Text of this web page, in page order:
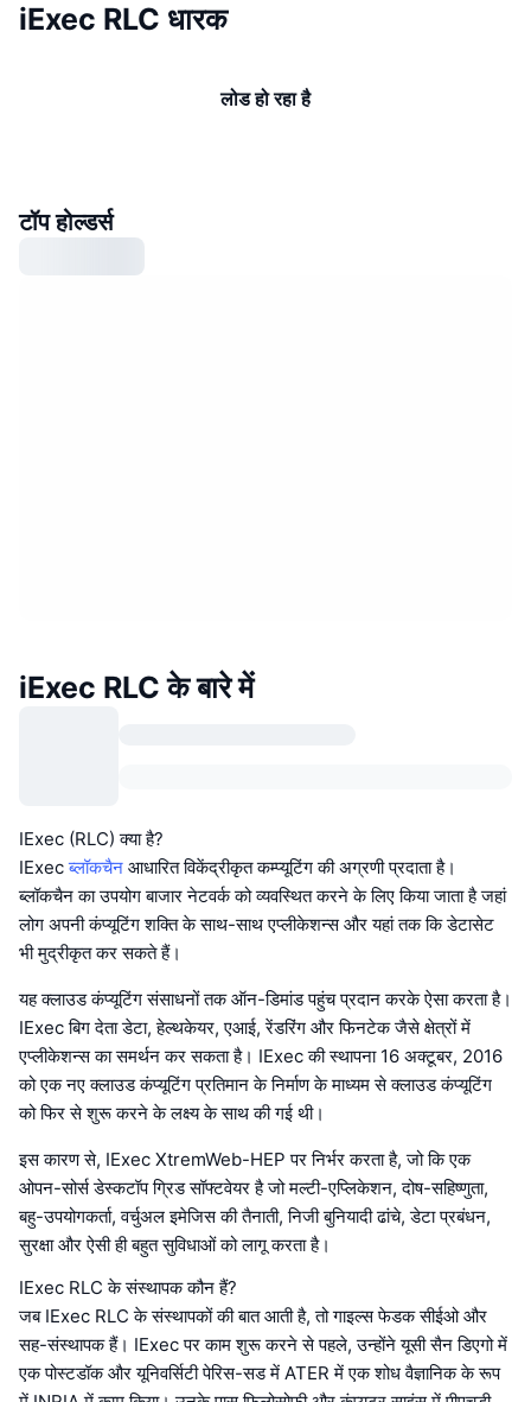
iExec RLC धारक
लोड हो रहा है
टॉप होल्डर्स
iExec RLC के बारे में
IExec (RLC) क्या है?
IExecब्लॉकचैन आधारित विकेंद्रीकृत कम्प्यूटिंग की अग्रणी प्रदाता है।
ब्लॉकचैन का उपयोग बाजार नेटवर्क को व्यवस्थित करने के लिए किया जाता है जहां
लोग अपनी कंप्यूटिंग शक्ति के साथ-साथ एप्लीकेशन्स और यहां तक कि डेटासेट
भी मुद्रीकृत कर सकते हैं।
यह क्लाउड कंप्यूटिंग संसाधनों तक ऑन-डिमांड पहुंच प्रदान करके ऐसा करता है।
IExec बिग देता डेटा, हेल्थकेयर, एआई, रेंडरिंग और फिनटेक जैसे क्षेत्रों में
एप्लीकेशन्स का समर्थन कर सकता है। IExec की स्थापना 16 अक्टूबर, 2016
को एक नए क्लाउड कंप्यूटिंग प्रतिमान के निर्माण के माध्यम से क्लाउड कंप्यूटिंग
को फिर से शुरू करने के लक्ष्य के साथ की गई थी।
इस कारण से, IExec XtremWeb-HEP पर निर्भर करता है, जो कि एक
ओपन-सोर्स डेस्कटॉप ग्रिड सॉफ्टवेयर है जो मल्टी-एप्लिकेशन, दोष-सहिष्णुता,
बहु-उपयोगकर्ता, वर्चुअल इमेजिस की तैनाती, निजी बुनियादी ढांचे, डेटा प्रबंधन,
सुरक्षा और ऐसी ही बहुत सुविधाओं को लागू करता है।
IExec RLC के संस्थापक कौन हैं?
जब IExec RLC के संस्थापकों की बात आती है, तो गाइल्स फेडक सीईओ और
सह-संस्थापक हैं। IExec पर काम शुरू करने से पहले, उन्होंने यूसी सैन डिएगो में
एक पोस्टडॉक और यूनिवर्सिटी पेरिस-सड में ATER में एक शोध वैज्ञानिक के रूप